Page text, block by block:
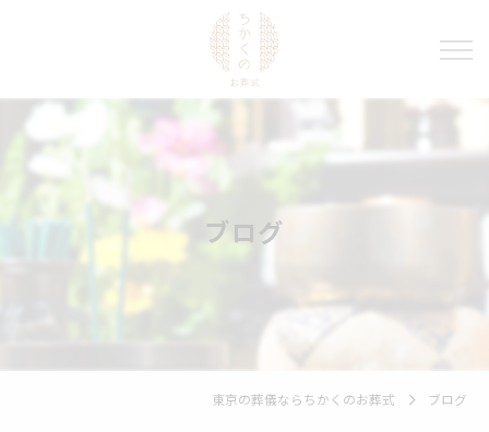
ブログ
東京の葬儀ならちかくのお葬式 ブログ